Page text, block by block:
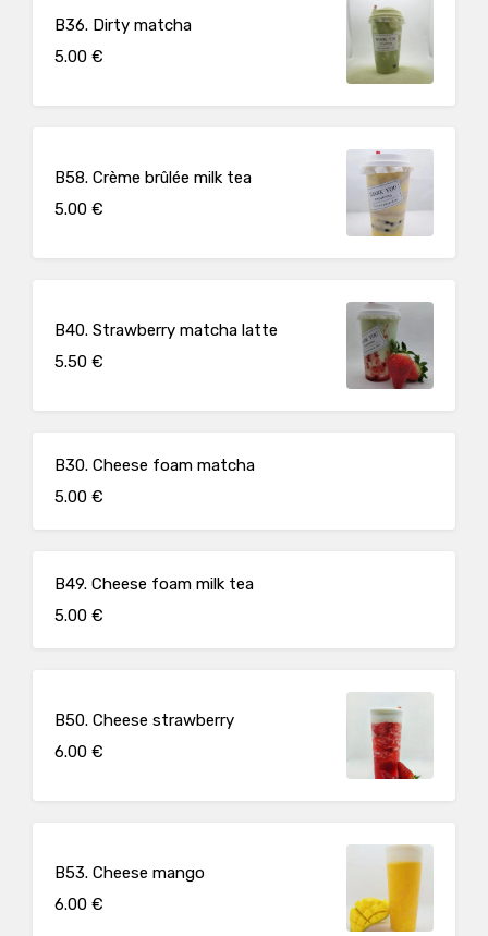
B36. Dirty matcha
5.00 €
B58. Crème brûlée milk tea
5.00 €
B40. Strawberry matcha latte
5.50 €
B30. Cheese foam matcha
5.00 €
B49. Cheese foam milk tea
5.00 €
B50. Cheese strawberry
6.00 €
B53. Cheese mango
6.00 €